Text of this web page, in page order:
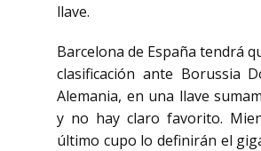
llave.
Barcelona de España tendrá
clasificación ante Borussia
Alemania, en una llave
y no hay claro favorito.
último cupo lo definirán el